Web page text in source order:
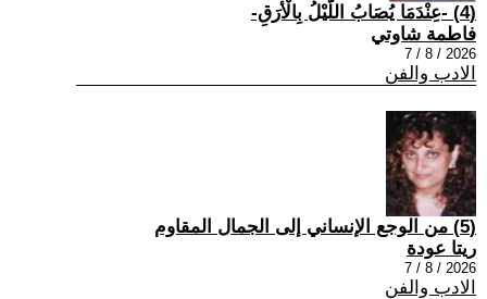
(4) -عِنْدَمَا يُصَابُ اللَّيْلُ بِالْأَرَقِ-
فاطمة شاوتي
2026 / 8 / 7
الادب والفن
(5) من الوجع الإنساني إلى الجمال المقاوم
ريتا عودة
2026 / 8 / 7
الادب والفن